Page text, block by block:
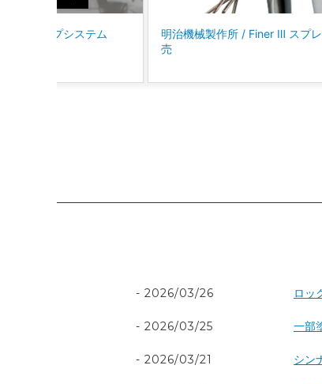
TEROSON
Ⅲ スプレーガン 新発
コバックス/スーパーバフレッ
に、P4000～P5000相当の仕上
2026/03/26 ロッ
2026/03/25 一部
2026/03/21 シン